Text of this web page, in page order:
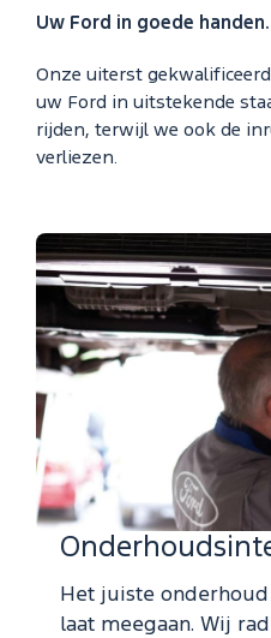
Uw Ford in goede handen.
Onze uiterst
uw Ford in uitstekende
rijden, terwijl we ook de
verliezen.
Het juiste
laat meegaan. Wij